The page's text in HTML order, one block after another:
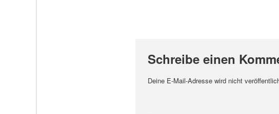
Schreibe einen
Deine E-Mail-Adresse wird nicht